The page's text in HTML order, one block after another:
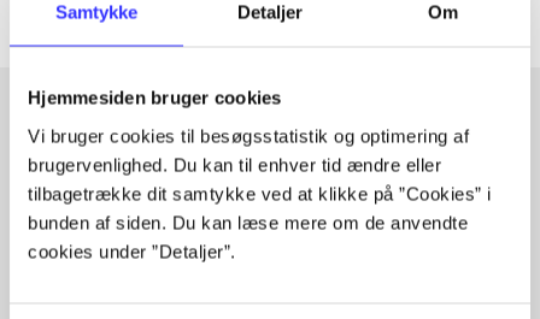
Samtykke Detaljer Om
Hjemmesiden bruger cookies
Vi bruger cookies til besøgsstatistik og optimering af
brugervenlighed. Du kan til enhver tid ændre eller
tilbagetrække dit samtykke ved at klikke på ”Cookies” i
bunden af siden. Du kan læse mere om de anvendte
cookies under ”Detaljer”.
Artikler med samme emner
Fra